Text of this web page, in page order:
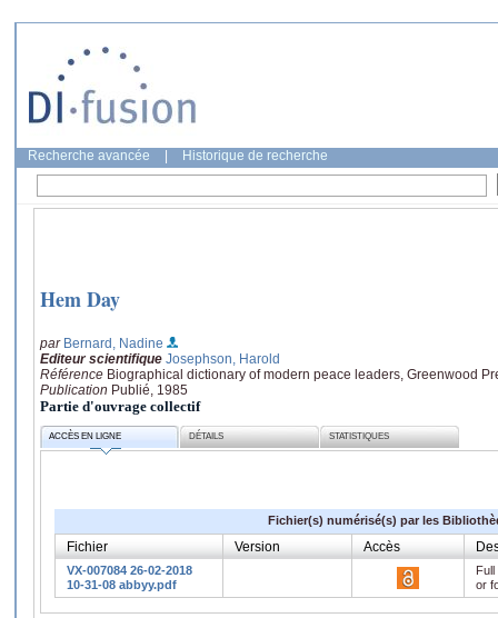
Recherche avancée Historique de recherche
Hem Day
par Bernard, Nadine
Editeur scientifique Josephson, Harold
Référence Biographical dictionary of modern peace leaders, Greenwood
Publication Publié, 1985
Partie d'ouvrage collectif
ACCÈS EN LIGNE DÉTAILS STATISTIQUES
Fichier(s) numérisé(s) par les
Fichier Version Accès
VX-007084 26-02-2018
10-31-08 abbyy.pdf
or